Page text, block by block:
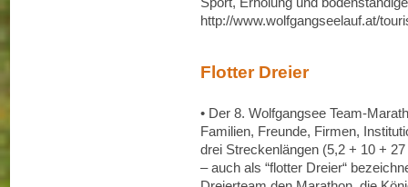
http://www.wolfgangseelauf.at/
Flotter Dreier
• Der 8. Wolfgangsee Team-
Familien, Freunde, Firmen,
drei Streckenlängen (5,2 + 10 +
– auch als “flotter Dreier“